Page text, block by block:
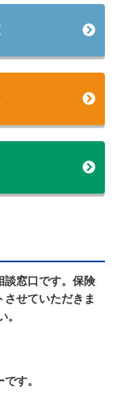
談窓口です。保険
せていただきま
す。